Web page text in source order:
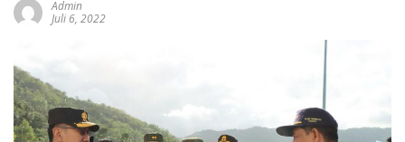
Admin
Juli 6, 2022